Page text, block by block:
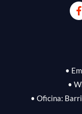
•
•
• Oficina: